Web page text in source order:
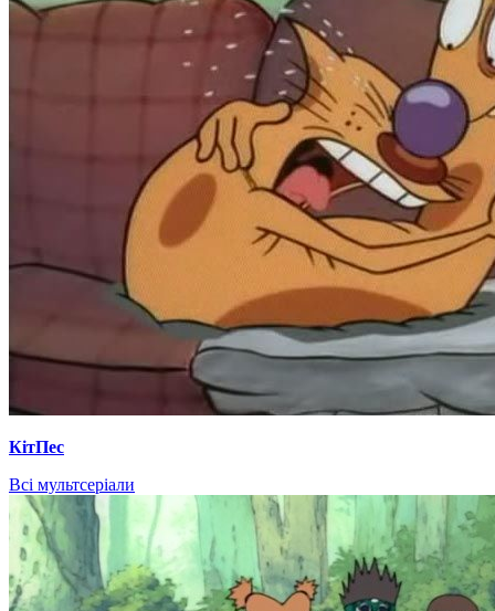
КітПес
Всі мультсеріали